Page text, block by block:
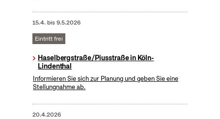
15.4. bis9.5.2026
Eintritt frei
Haselbergstraße/Piusstraße in Köln-
Lindenthal
Informieren Sie sich zur Planung und geben Sie eine
Stellungnahme ab.
20.4.2026